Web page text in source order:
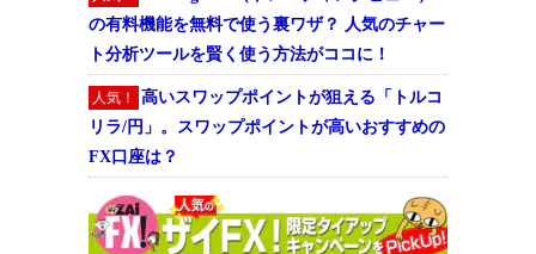
の有料機能を無料で使う裏ワザ？ 人気のチャー
ト分析ツールを賢く使う方法がココに！
人気！
高いスワップポイントが狙える「トルコ
リラ/円」。スワップポイントが高いおすすめの
FX口座は？